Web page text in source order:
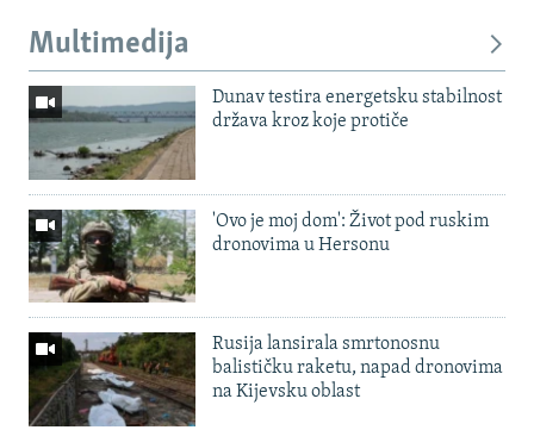
Multimedija
Dunav testira energetsku stabilnost
država kroz koje protiče
'Ovo je moj dom': Život pod ruskim
dronovima u Hersonu
Rusija lansirala smrtonosnu
balističku raketu, napad dronovima
na Kijevsku oblast